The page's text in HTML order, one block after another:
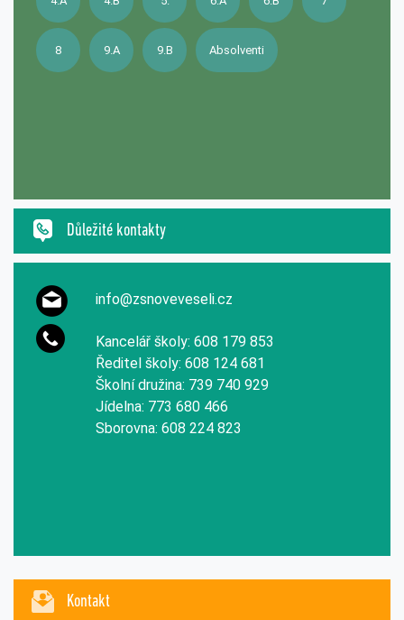
8 9.A 9.B Absolventi
Důležité kontakty
info@zsnoveveseli.cz
Kancelář školy: 608 179 853
Ředitel školy: 608 124 681
Školní družina: 739 740 929
Jídelna: 773 680 466
Sborovna: 608 224 823
Kontakt